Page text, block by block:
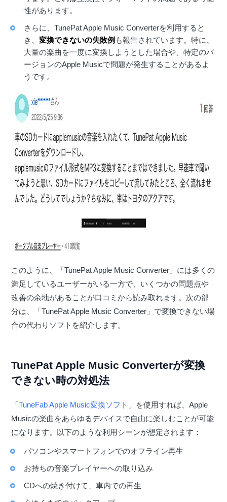
性があります。
さらに、TunePat Apple Music Converterを利用すると
き、変換できないの失敗例も報告されています。特に、
大量の楽曲を一度に変換しようとした場合や、特定のバ
ージョンのApple Musicで問題が発生することがあるよ
うです。
このように、「TunePat Apple Music Converter」には多くの
満足しているユーザーがいる一方で、いくつかの問題点や
改善の余地があることが口コミから読み取れます。次の部
分は、「TunePat Apple Music Converter」で変換できない場
合の代わりソフトを紹介します。
TunePat Apple Music Converterが変換
できない時の対処法
「TuneFab Apple Music変換ソフト 」を使用すれば、Apple
Musicの楽曲をあらゆるデバイスで自由に楽しむことが可能
になります。以下のような利用シーンが想定されます：
パソコンやスマートフォンでのオフライン再生
お持ちの音楽プレイヤーへの取り込み
CDへの焼き付けて、車内での再生